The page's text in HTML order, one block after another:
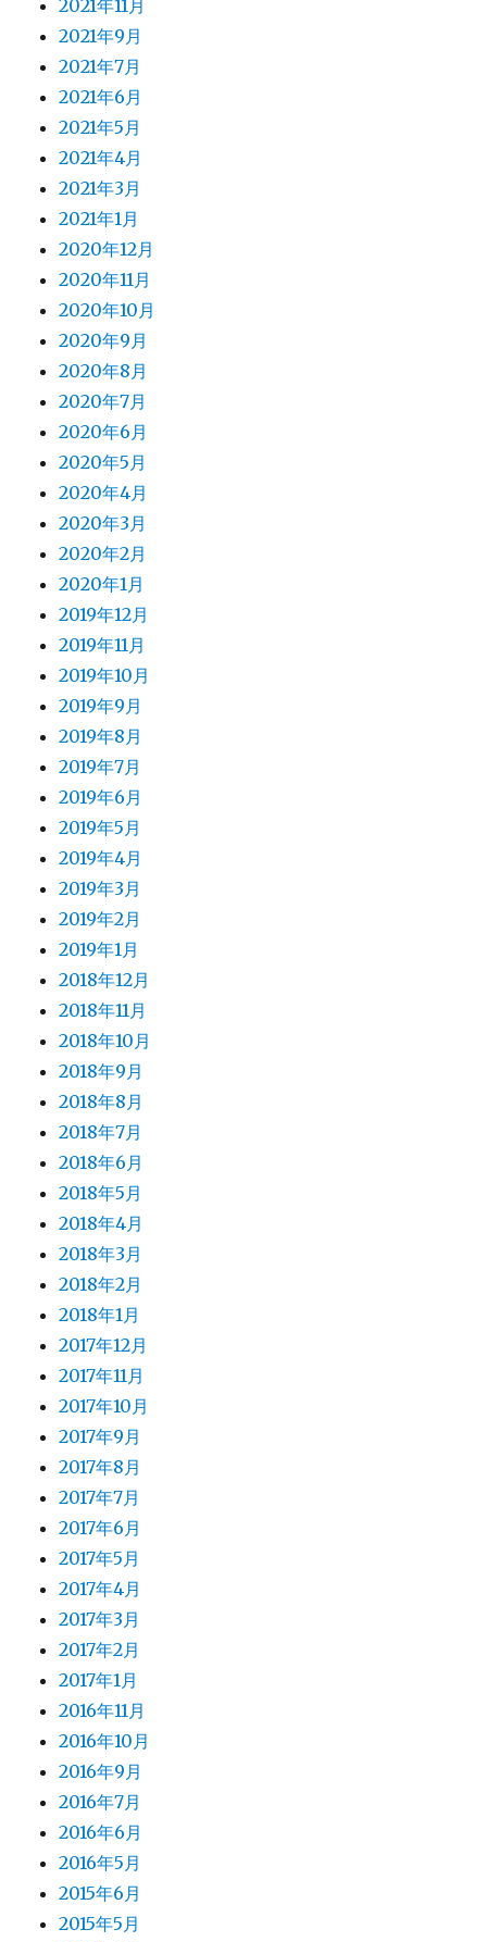
2021年11月
2021年9月
2021年7月
2021年6月
2021年5月
2021年4月
2021年3月
2021年1月
2020年12月
2020年11月
2020年10月
2020年9月
2020年8月
2020年7月
2020年6月
2020年5月
2020年4月
2020年3月
2020年2月
2020年1月
2019年12月
2019年11月
2019年10月
2019年9月
2019年8月
2019年7月
2019年6月
2019年5月
2019年4月
2019年3月
2019年2月
2019年1月
2018年12月
2018年11月
2018年10月
2018年9月
2018年8月
2018年7月
2018年6月
2018年5月
2018年4月
2018年3月
2018年2月
2018年1月
2017年12月
2017年11月
2017年10月
2017年9月
2017年8月
2017年7月
2017年6月
2017年5月
2017年4月
2017年3月
2017年2月
2017年1月
2016年11月
2016年10月
2016年9月
2016年7月
2016年6月
2016年5月
2015年6月
2015年5月